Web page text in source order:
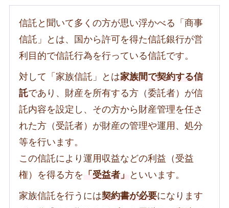
信託と聞いて多くの方が思い浮かべる「商事
信託」とは、国から許可を得た信託銀行が営
利目的で信託行為を行っている信託です。
対して「家族信託」とは家族間で契約する信
託であり、財産を所有する方（委託者）が信
託内容を設定し、その方から財産管理を任さ
れた方（受託者）が財産の管理や運用、処分
等を行います。
この信託により運用収益などの利益（受益
権）を得る方を 「受益者」 といいます。
家族信託を行うには契約書が必要になります